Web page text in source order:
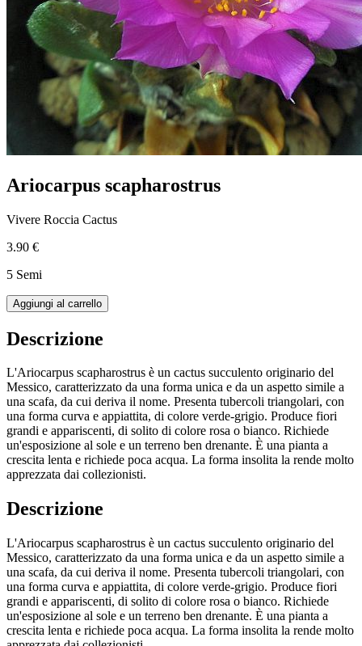
Ariocarpus scapharostrus
Vivere Roccia Cactus
3.90 €
5 Semi
Aggiungi al carrello
Descrizione
L'Ariocarpus scapharostrus è un cactus succulento originario del
Messico, caratterizzato da una forma unica e da un aspetto simile a
una scafa, da cui deriva il nome. Presenta tubercoli triangolari, con
una forma curva e appiattita, di colore verde-grigio. Produce fiori
grandi e appariscenti, di solito di colore rosa o bianco. Richiede
un'esposizione al sole e un terreno ben drenante. È una pianta a
crescita lenta e richiede poca acqua. La forma insolita la rende molto
apprezzata dai collezionisti.
Descrizione
L'Ariocarpus scapharostrus è un cactus succulento originario del
Messico, caratterizzato da una forma unica e da un aspetto simile a
una scafa, da cui deriva il nome. Presenta tubercoli triangolari, con
una forma curva e appiattita, di colore verde-grigio. Produce fiori
grandi e appariscenti, di solito di colore rosa o bianco. Richiede
un'esposizione al sole e un terreno ben drenante. È una pianta a
crescita lenta e richiede poca acqua. La forma insolita la rende molto